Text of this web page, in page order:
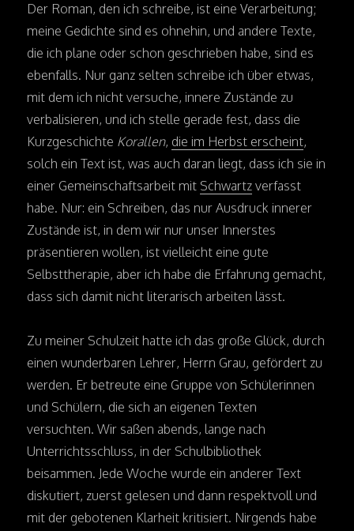
Der Roman, den ich schreibe, ist eine Verarbeitung;
meine Gedichte sind es ohnehin, und andere Texte,
die ich plane oder schon geschrieben habe, sind es
ebenfalls. Nur ganz selten schreibe ich über etwas,
mit dem ich nicht versuche, innere Zustände zu
verbalisieren, und ich stelle gerade fest, dass die
Kurzgeschichte Korallen, die im Herbst erscheint,
solch ein Text ist, was auch daran liegt, dass ich sie in
einer Gemeinschaftsarbeit mit Schwartz verfasst
habe. Nur: ein Schreiben, das nur Ausdruck innerer
Zustände ist, in dem wir nur unser Innerstes
präsentieren wollen, ist vielleicht eine gute
Selbsttherapie, aber ich habe die Erfahrung gemacht,
dass sich damit nicht literarisch arbeiten lässt.
Zu meiner Schulzeit hatte ich das große Glück, durch
einen wunderbaren Lehrer, Herrn Grau, gefördert zu
werden. Er betreute eine Gruppe von Schülerinnen
und Schülern, die sich an eigenen Texten
versuchten. Wir saßen abends, lange nach
Unterrichtsschluss, in der Schulbibliothek
beisammen. Jede Woche wurde ein anderer Text
diskutiert, zuerst gelesen und dann respektvoll und
mit der gebotenen Klarheit kritisiert. Nirgends habe